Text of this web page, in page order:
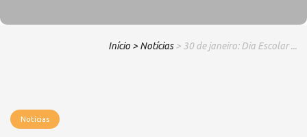
Início > Notícias > 30 de janeiro: Dia Escolar ...
Notícias